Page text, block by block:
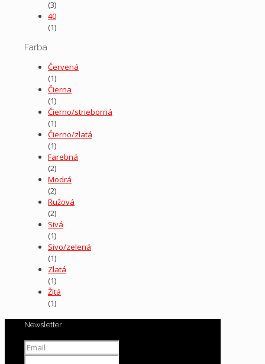
(3)
40
(1)
Farba
Červená
(1)
Čierna
(1)
Čierno/strieborná
(1)
Čierno/zlatá
(1)
Farebná
(2)
Modrá
(2)
Ružová
(2)
Sivá
(1)
Sivo/zelená
(1)
Zlatá
(1)
Žltá
(1)
Newsletter